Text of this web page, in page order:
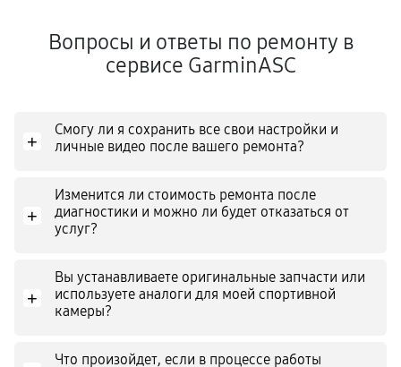
Вопросы и ответы по ремонту в
сервисе GarminASC
+
Смогу ли я сохранить все свои настройки и
личные видео после вашего ремонта?
+
Изменится ли стоимость ремонта после
диагностики и можно ли будет отказаться от
услуг?
+
Вы устанавливаете оригинальные запчасти или
используете аналоги для моей спортивной
камеры?
Что произойдет, если в процессе работы